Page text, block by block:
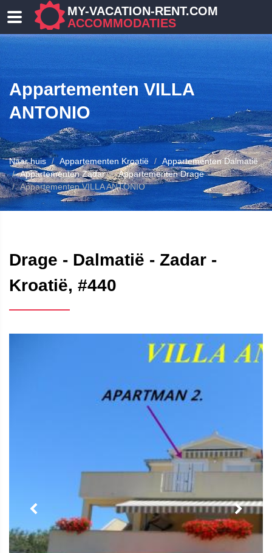
MY-VACATION-RENT.COM
ACCOMMODATIES
Appartementen VILLA
ANTONIO
Naar huis Appartementen Kroatië
Appartementen Dalmatië
Appartementen Zadar
Appartementen Drage
Appartementen VILLA ANTONIO
Drage - Dalmatië - Zadar -
Kroatië, #440